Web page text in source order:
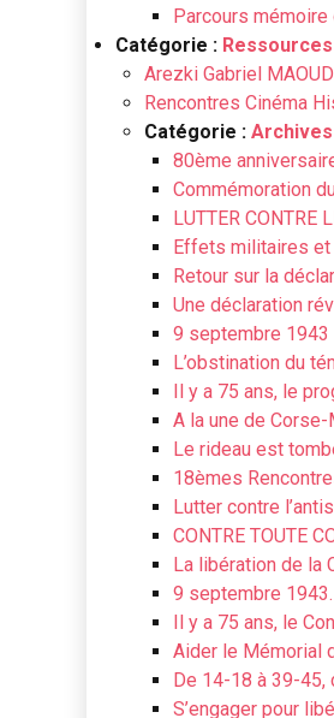
Parcours mémoire
Catégorie :
Arezki Gabriel
Rencontres Cinéma
Catégorie :
80ème
Commémoration
LUTTER CONTRE
Effets militaires et
Retour sur la
Une déclaration
9 septembre
L’obstination du
Il y a 75 ans, le
A la une de
Le rideau est
18èmes
Lutter contre
CONTRE TOUTE
La libération de la
9 septembre
Il y a 75 ans, le
Aider le Mémorial
De 14-18 à 39-45,
S’engager pour